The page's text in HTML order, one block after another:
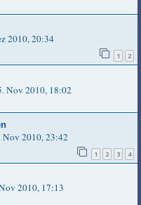
2010, 20:34
1 2
Nov 2010, 18:02
Nov 2010, 23:42
1 2 3 4
2010, 17:13